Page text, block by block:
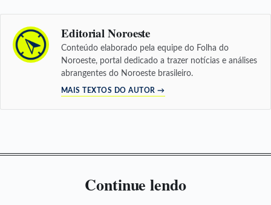
Editorial Noroeste
Conteúdo elaborado pela equipe do Folha do
Noroeste, portal dedicado a trazer notícias e análises
abrangentes do Noroeste brasileiro.
MAIS TEXTOS DO AUTOR →
Continue lendo